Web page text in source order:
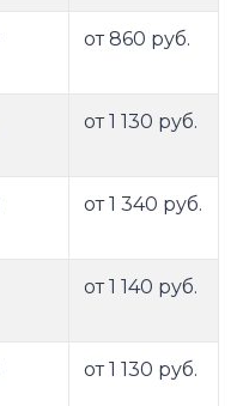
от 860 руб.
от 1 130 руб.
от 1 340 руб.
от 1 140 руб.
от 1 130 руб.